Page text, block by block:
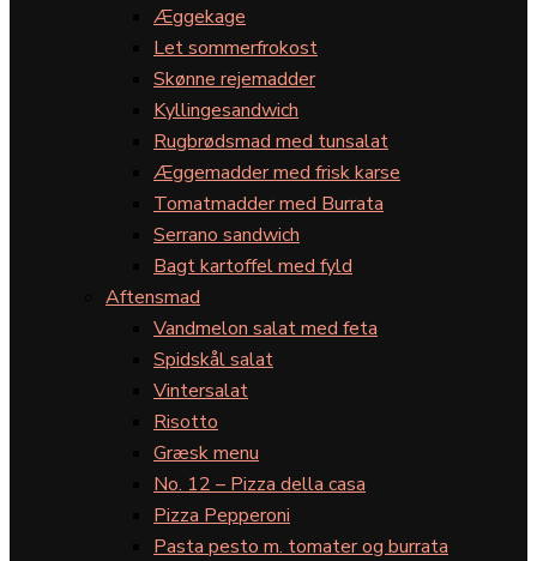
Æggekage
Let sommerfrokost
Skønne rejemadder
Kyllingesandwich
Rugbrødsmad med tunsalat
Æggemadder med frisk karse
Tomatmadder med Burrata
Serrano sandwich
Bagt kartoffel med fyld
Aftensmad
Vandmelon salat med feta
Spidskål salat
Vintersalat
Risotto
Græsk menu
No. 12 – Pizza della casa
Pizza Pepperoni
Pasta pesto m. tomater og burrata